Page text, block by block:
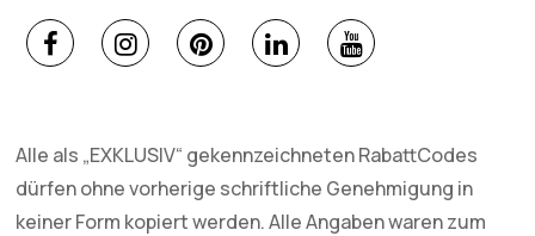
Alle als „EXKLUSIV“ gekennzeichneten RabattCodes
dürfen ohne vorherige schriftliche Genehmigung in
keiner Form kopiert werden. Alle Angaben waren zum